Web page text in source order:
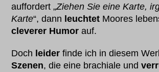
auffordert „Ziehen Sie eine Karte,
Karte“, dann leuchtet Moores
cleverer Humor auf.
Doch leider finde ich in diesem
Szenen, die eine brachiale und